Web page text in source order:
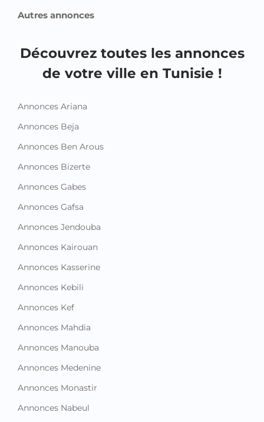
Autres annonces
Découvrez toutes les annonces
de votre ville en Tunisie !
Annonces Ariana
Annonces Beja
Annonces Ben Arous
Annonces Bizerte
Annonces Gabes
Annonces Gafsa
Annonces Jendouba
Annonces Kairouan
Annonces Kasserine
Annonces Kebili
Annonces Kef
Annonces Mahdia
Annonces Manouba
Annonces Medenine
Annonces Monastir
Annonces Nabeul